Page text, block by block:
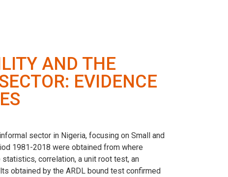
AND THE
EVIDENCE
sector in Nigeria, focusing on Small and
1981-2018 were obtained from where
correlation, a unit root test, an
obtained by the ARDL bound test confirmed